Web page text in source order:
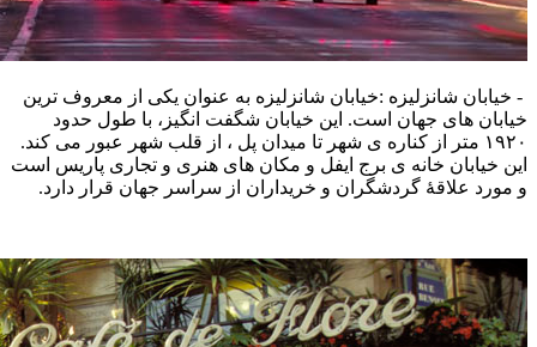
- خیابان شانزلیزه :خیابان شانزلیزه به‌ عنوان یکی از معروف‌ ترین
خیابان‌ های جهان است. این خیابان شگفت‌‌ انگیز، با طول حدود
۱۹۲۰ متر از کناره ی شهر تا میدان پل ، از قلب شهر عبور می‌ کند.
این خیابان خانه ی برج ایفل و مکان های هنری و تجاری پاریس است
و مورد علاقهٔ گردشگران و خریداران از سراسر جهان قرار دارد.